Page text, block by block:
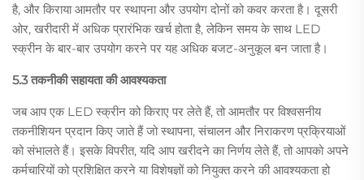
है, और किराया आमतौर पर स्थापना और उपयोग दोनों को कवर करता है। दूसरी
ओर, खरीदारी में अधिक प्रारंभिक खर्च होता है, लेकिन समय के साथ LED
स्क्रीन के बार-बार उपयोग करने पर यह अधिक बजट-अनुकूल बन जाता है।
5.3 तकनीकी सहायता की आवश्यकता
जब आप एक LED स्क्रीन को किराए पर लेते हैं, तो आमतौर पर विश्वसनीय
तकनीशियन प्रदान किए जाते हैं जो स्थापना, संचालन और निराकरण प्रक्रियाओं
को संभालते हैं। इसके विपरीत, यदि आप खरीदने का निर्णय लेते हैं, तो आपको अपने
कर्मचारियों को प्रशिक्षित करने या विशेषज्ञों को नियुक्त करने की आवश्यकता हो